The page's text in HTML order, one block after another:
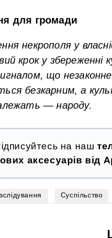
для громади
некрополя у
крок у збереженні
що незаконне
безкарним, а
— народу.
на наш
аксесуарів від
Суспільство